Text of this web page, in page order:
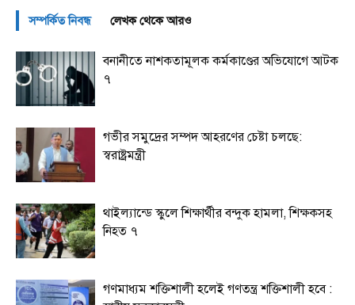
সম্পর্কিত নিবন্ধ লেখক থেকে আরও
বনানীতে নাশকতামূলক কর্মকাণ্ডের অভিযোগে আটক
৭
গভীর সমুদ্রের সম্পদ আহরণের চেষ্টা চলছে:
স্বরাষ্ট্রমন্ত্রী
থাইল্যান্ডে স্কুলে শিক্ষার্থীর বন্দুক হামলা, শিক্ষকসহ
নিহত ৭
গণমাধ্যম শক্তিশালী হলেই গণতন্ত্র শক্তিশালী হবে :